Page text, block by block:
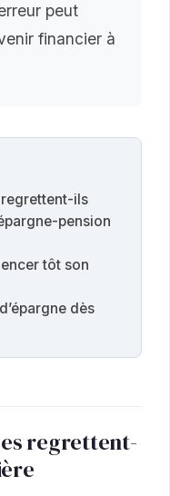
peut
financier à
ils
pension
tôt son
dès
regrettent-